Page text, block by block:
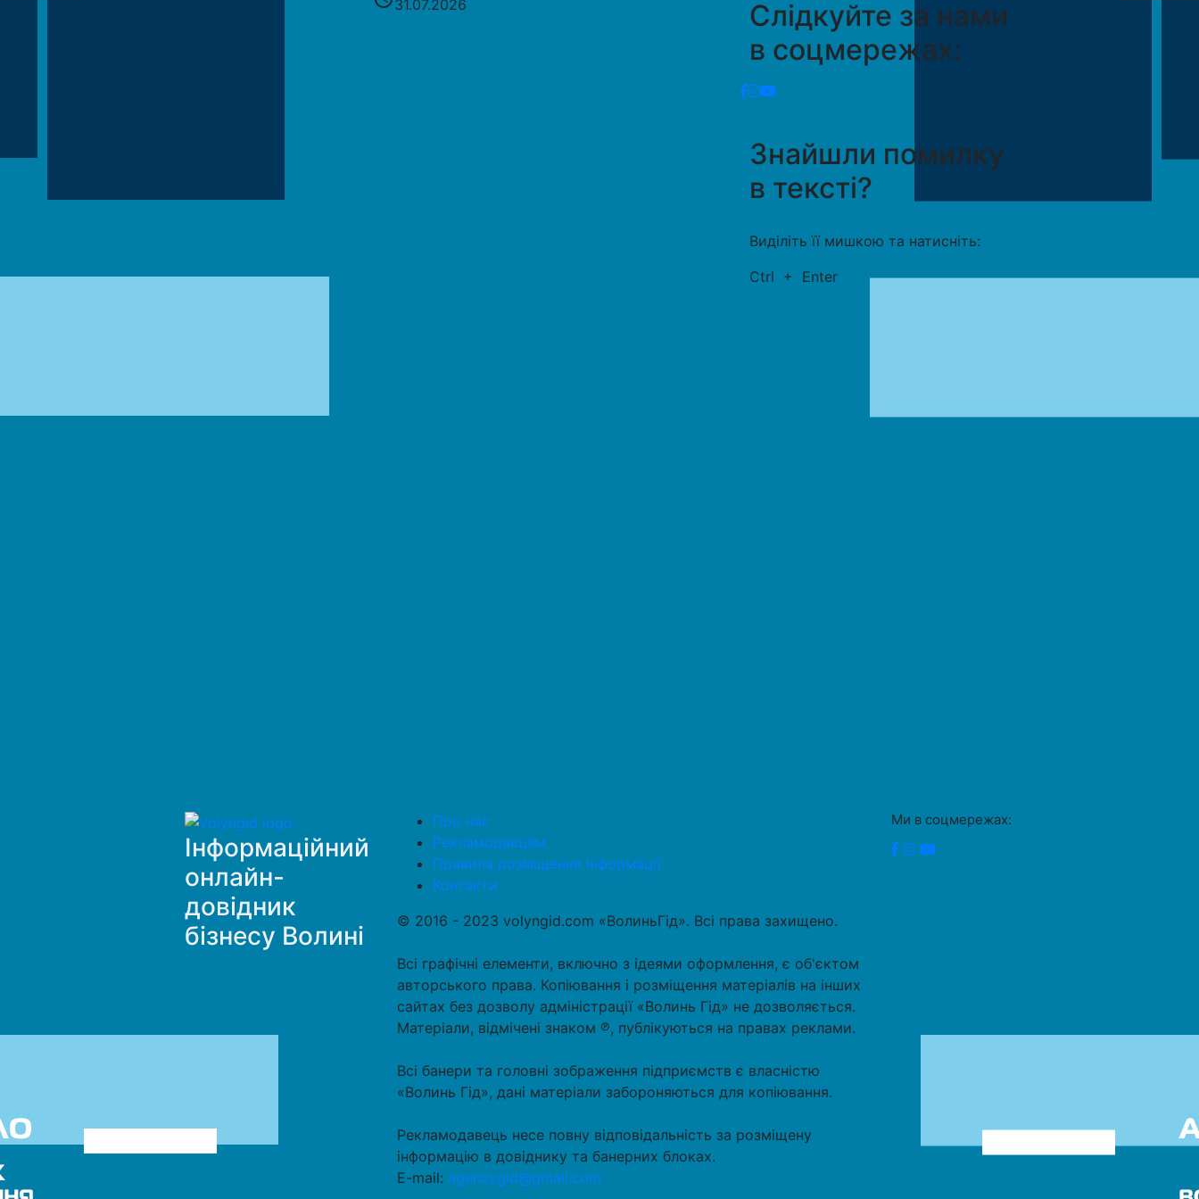
31.07.2026
Слідкуйте за нами
в соцмережах:
Знайшли помилку
в тексті?
Виділіть її мишкою та натисніть:
Ctrl + Enter
Інформаційний
онлайн-
довідник
бізнесу Волині
Про нас
Рекламодавцям
Правила розміщення інформації
Контакти
© 2016 - 2023 volyngid.com «ВолиньГід». Всі права захищено.
Всі графічні елементи, включно з ідеями оформлення, є об'єктом
авторського права. Копіювання і розміщення матеріалів на інших
сайтах без дозволу адміністрації «Волинь Гід» не дозволяється.
Матеріали, відмічені знаком ℗, публікуються на правах реклами.
Всі банери та головні зображення підприємств є власністю
«Волинь Гід», дані матеріали забороняються для копіювання.
Рекламодавець несе повну відповідальність за розміщену
інформацію в довіднику та банерних блоках.
E-mail: agencygid@gmail.com
Ми в соцмережах: